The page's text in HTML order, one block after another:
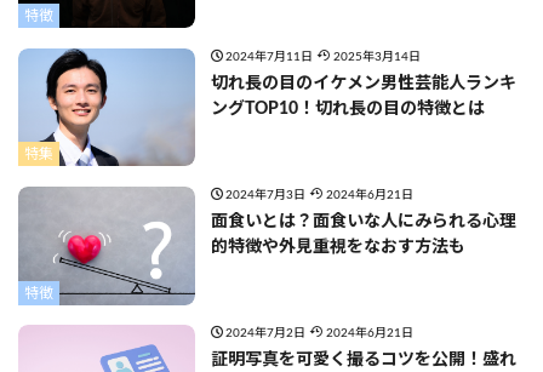
特徴
特集
2024年7月11日 2025年3月14日
切れ長の目のイケメン男性芸能人ランキ
ングTOP10！切れ長の目の特徴とは
特徴
2024年7月3日 2024年6月21日
面食いとは？面食いな人にみられる心理
的特徴や外見重視をなおす方法も
2024年7月2日 2024年6月21日
証明写真を可愛く撮るコツを公開！盛れ